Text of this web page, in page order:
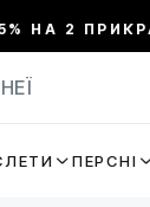
ПРИКРАСИ,
ПЕРСНІ